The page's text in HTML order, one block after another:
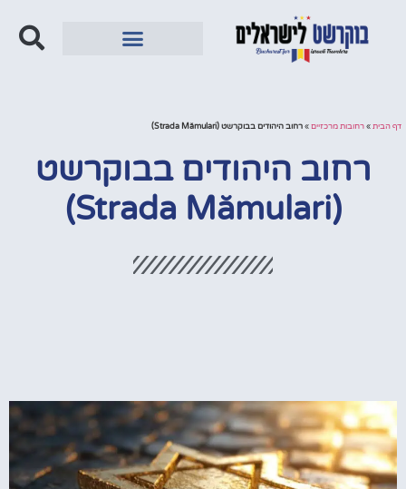
דף הבית»רחובות מרכזיים»רחוב היהודים בבוקרשט (Strada Mămulari)
רחוב היהודים בבוקרשט
(Strada Mămulari)